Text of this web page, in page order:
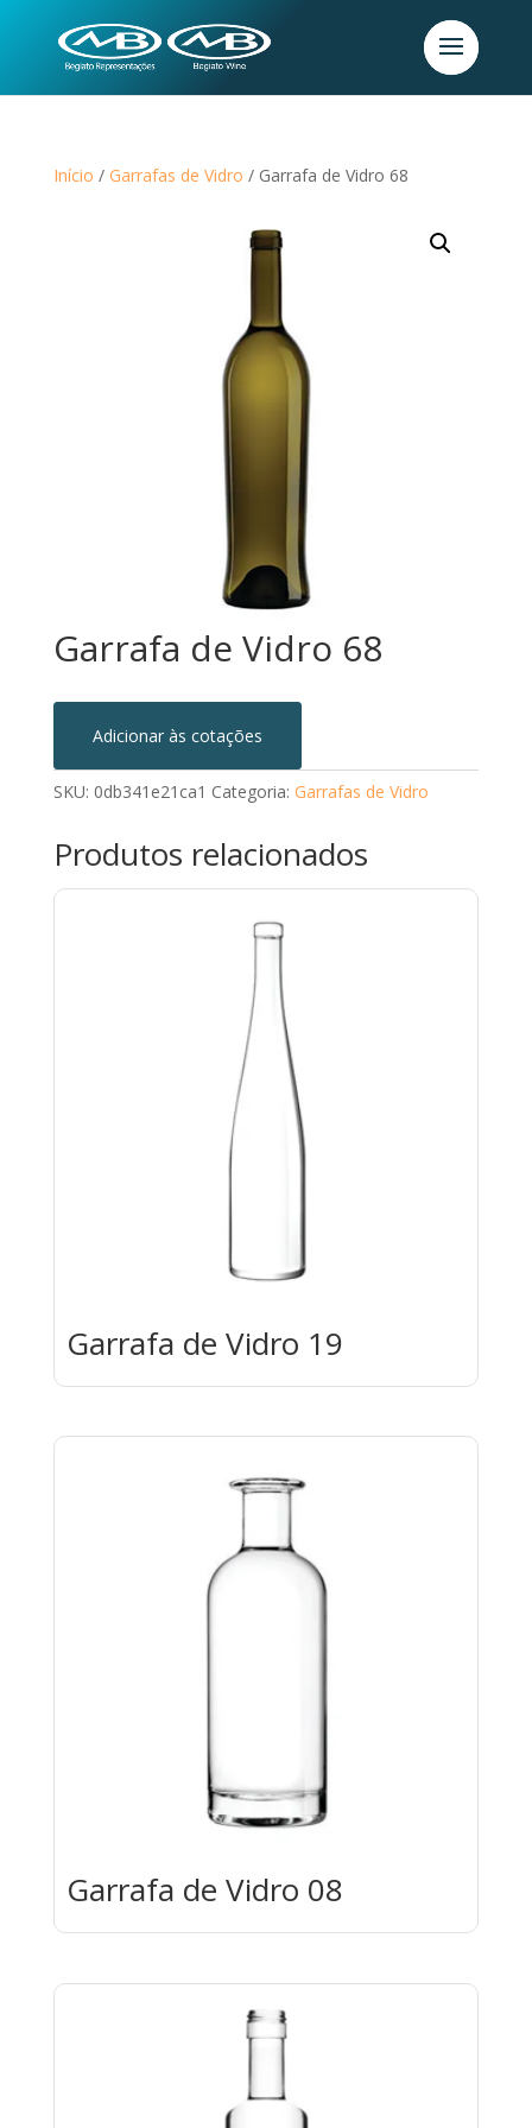
Início / Garrafas de Vidro / Garrafa de Vidro 68
Garrafa de Vidro 68
Adicionar às cotações
SKU: 0db341e21ca1 Categoria: Garrafas de Vidro
Produtos relacionados
Garrafa de Vidro 19
Garrafa de Vidro 08